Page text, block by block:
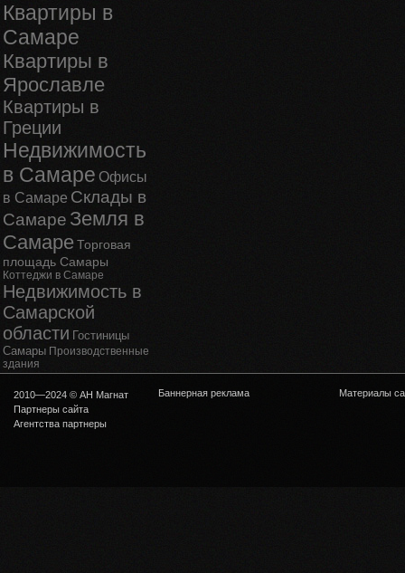
Квартиры в
Самаре
Квартиры в
Ярославле
Квартиры в
Греции
Недвижимость
в Самаре Офисы
в Самаре Склады в
Самаре Земля в
СамареТорговая
площадь Самары
Коттеджи в Самаре
Недвижимость в
Самарской
области Гостиницы
Самары Производственные
здания
2010—2024 © АН Магнат
Партнеры сайта
Агентства партнеры
Баннерная реклама Материалы